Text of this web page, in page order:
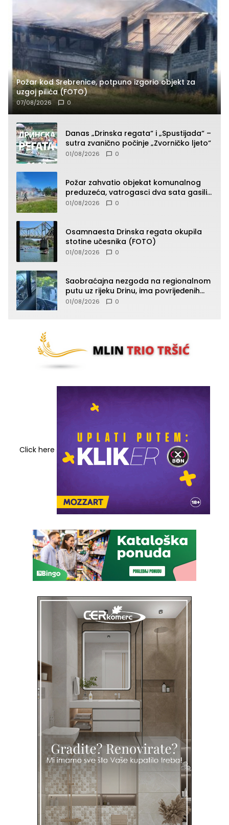
Požar kod Srebrenice, potpuno izgorio objekt za
uzgoj pilića (FOTO)
07/08/2026 0
Danas „Drinska regata“ i „Spustijada“ –
sutra zvanično počinje „Zvorničko ljeto“
01/08/2026 0
Požar zahvatio objekat komunalnog
preduzeća, vatrogasci dva sata gasili
vatru (FOTO)
01/08/2026 0
Osamnaesta Drinska regata okupila
stotine učesnika (FOTO)
01/08/2026 0
Saobraćajna nezgoda na regionalnom
putu uz rijeku Drinu, ima povrijeđenih
lica (FOTO)
01/08/2026 0
Click here